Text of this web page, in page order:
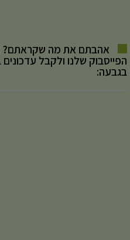
אהבתם את מה שקראתם?
הפייסבוק שלנו ולקבל
בגבעה: